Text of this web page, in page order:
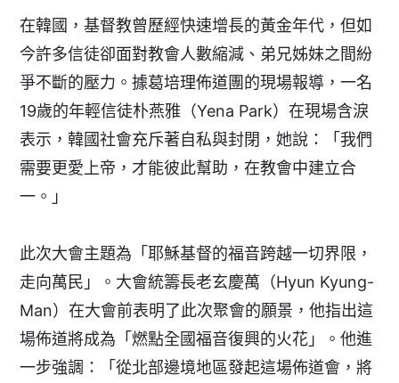
在韓國，基督教曾歷經快速增長的黃金年代，但如
今許多信徒卻面對教會人數縮減、弟兄姊妹之間紛
爭不斷的壓力。據葛培理佈道團的現場報導，一名
19歲的年輕信徒朴燕雅（Yena Park）在現場含淚
表示，韓國社會充斥著自私與封閉，她說：「我們
需要更愛上帝，才能彼此幫助，在教會中建立合
一。」
此次大會主題為「耶穌基督的福音跨越一切界限，
走向萬民」。大會統籌長老玄慶萬（Hyun Kyung-
Man）在大會前表明了此次聚會的願景，他指出這
場佈道將成為「燃點全國福音復興的火花」。他進
一步強調：「從北部邊境地區發起這場佈道會，將